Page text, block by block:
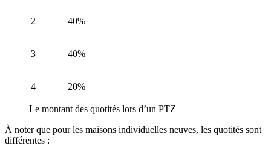
2 40%
3 40%
4 20%
Le montant des quotités lors d’un PTZ
À noter que pour les maisons individuelles neuves, les quotités sont
différentes :